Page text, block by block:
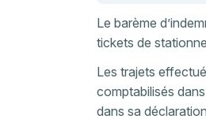
Le barème
tickets de
Les trajets
comptabilisés
dans sa